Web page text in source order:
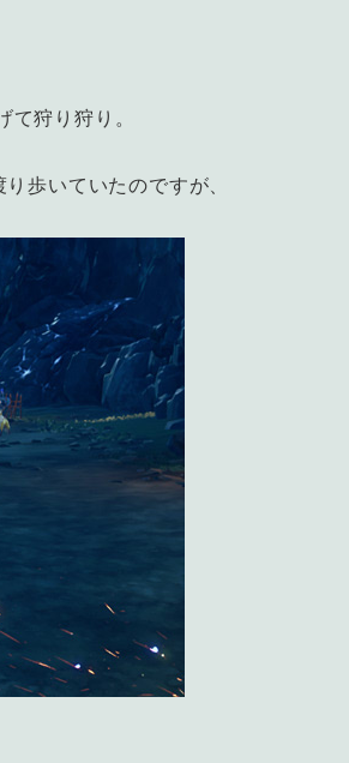
狩り狩り。
歩いていたのですが、